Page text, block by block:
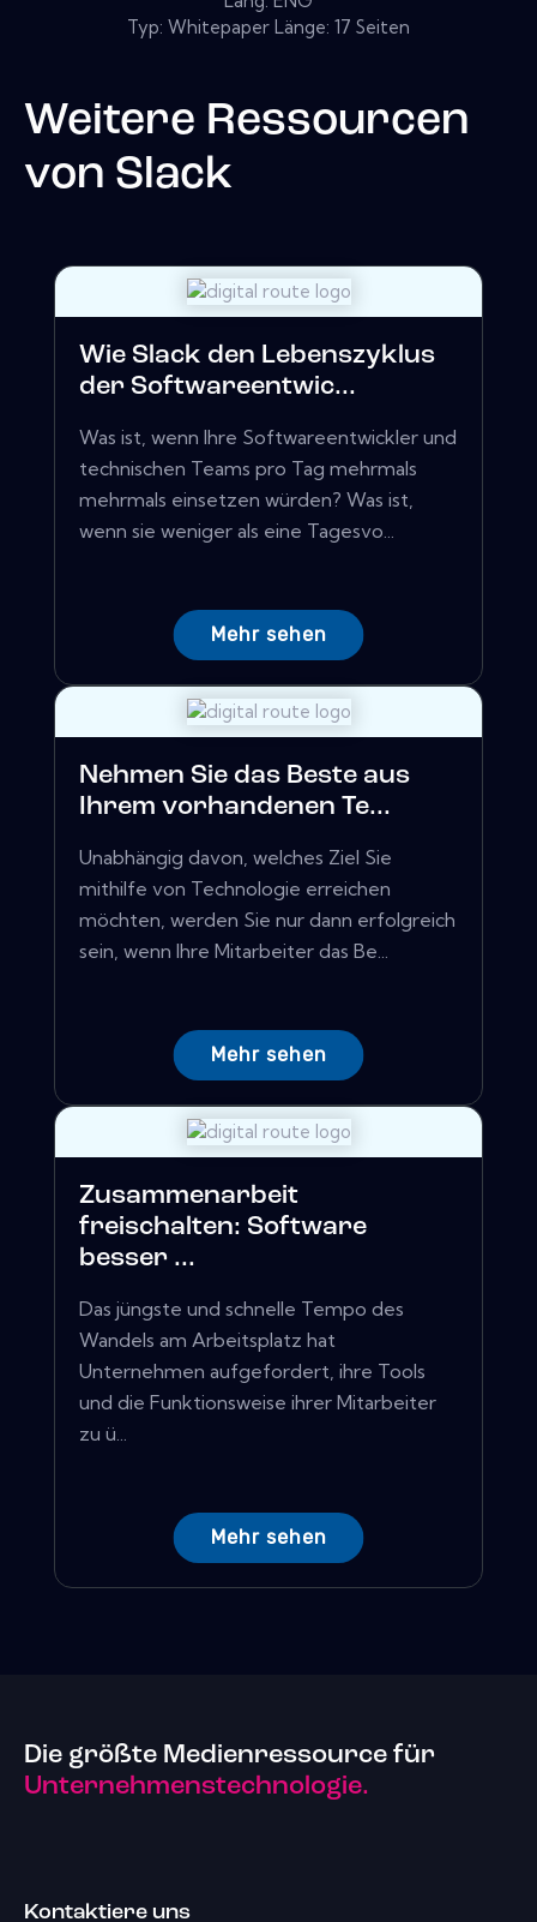
Typ: Whitepaper Länge: 17 Seiten
Weitere Ressourcen
von Slack
Wie Slack den Lebenszyklus
der Softwareentwic...
Was ist, wenn Ihre Softwareentwickler und
technischen Teams pro Tag mehrmals
mehrmals einsetzen würden? Was ist,
wenn sie weniger als eine Tagesvo...
Mehr sehen
Nehmen Sie das Beste aus
Ihrem vorhandenen Te...
Unabhängig davon, welches Ziel Sie
mithilfe von Technologie erreichen
möchten, werden Sie nur dann erfolgreich
sein, wenn Ihre Mitarbeiter das Be...
Mehr sehen
Zusammenarbeit
freischalten: Software
besser ...
Das jüngste und schnelle Tempo des
Wandels am Arbeitsplatz hat
Unternehmen aufgefordert, ihre Tools
und die Funktionsweise ihrer Mitarbeiter
zu ü...
Mehr sehen
Die größte Medienressource für
Unternehmenstechnologie.
Kontaktiere uns